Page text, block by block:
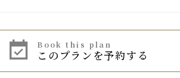
book this plan
このプランを予約する